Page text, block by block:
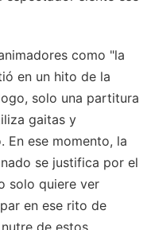
como "la
en un hito de la
solo una partitura
gaitas y
En ese momento, la
se justifica por el
solo quiere ver
en ese rito de
de estos